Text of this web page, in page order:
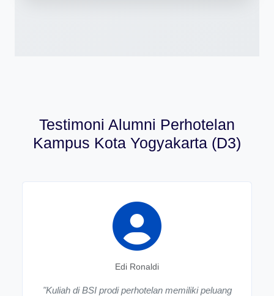
Testimoni Alumni Perhotelan
Kampus Kota Yogyakarta (D3)
Edi Ronaldi
"Kuliah di BSI prodi perhotelan memiliki peluang